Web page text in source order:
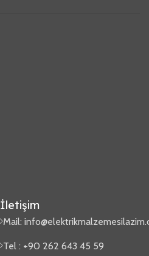
İletişim
Mail:
Tel : +90 262 643 45 59